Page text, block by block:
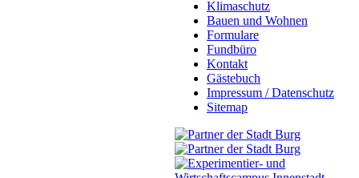
Klimaschutz
Bauen und Wohnen
Formulare
Fundbüro
Kontakt
Gästebuch
Impressum / Datenschutz
Sitemap